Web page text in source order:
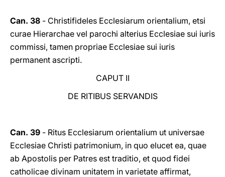
Can. 38 - Christifideles Ecclesiarum orientalium, etsi
curae Hierarchae vel parochi alterius Ecclesiae sui iuris
commissi, tamen propriae Ecclesiae sui iuris
permanent ascripti.
CAPUT II
DE RITIBUS SERVANDIS
Can. 39 - Ritus Ecclesiarum orientalium ut universae
Ecclesiae Christi patrimonium, in quo elucet ea, quae
ab Apostolis per Patres est traditio, et quod fidei
catholicae divinam unitatem in varietate affirmat,